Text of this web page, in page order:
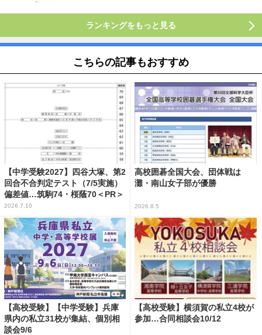
ランキングをもっと見る
こちらの記事もおすすめ
【中学受験2027】四谷大塚、第2
回合不合判定テスト（7/5実施）
偏差値…筑駒74・桜蔭70＜PR＞
2026.7.10
高校囲碁全国大会、団体戦は
灘・南山女子部が優勝
2026.8.5
【高校受験】【中学受験】兵庫
県内の私立31校が集結、個別相
談会9/6
【高校受験】横須賀の私立4校が
参加…合同相談会10/12